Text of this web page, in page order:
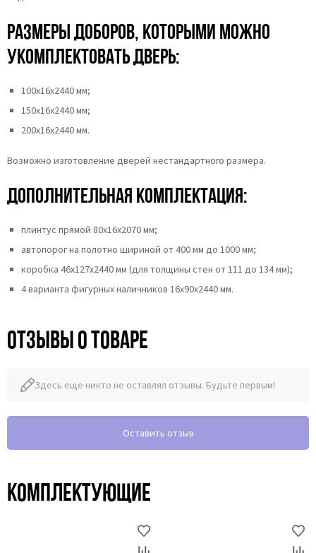
Размеры доборов, которыми можно
укомплектовать дверь:
100х16х2440 мм;
150х16х2440 мм;
200х16х2440 мм.
Возможно изготовление дверей нестандартного размера.
Дополнительная комплектация:
плинтус прямой 80х16х2070 мм;
автопорог на полотно шириной от 400 мм до 1000 мм;
коробка 46x127x2440 мм (для толщины стен от 111 до 134 мм);
4 варианта фигурных наличников 16х90х2440 мм.
Отзывы о товаре
Здесь еще никто не оставлял отзывы. Будьте первым!
Оставить отзыв
Комплектующие